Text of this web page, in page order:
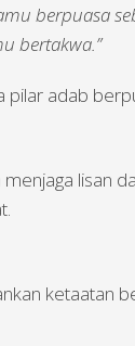
berpuasa
bertakwa.”
pilar adab
lisan
ketaatan